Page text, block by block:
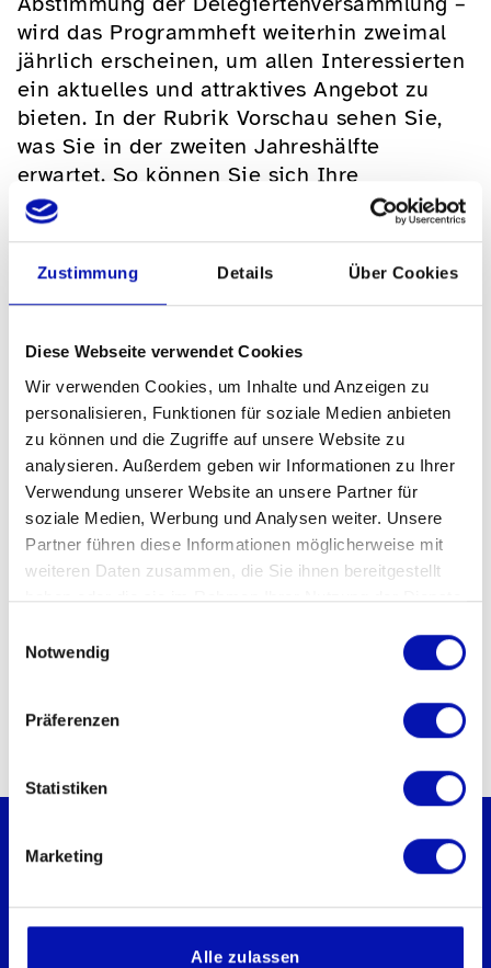
Zustimmung Details Über Cookies
Diese Webseite verwendet Cookies
Wir verwenden Cookies, um Inhalte und Anzeigen zu
personalisieren, Funktionen für soziale Medien anbieten
zu können und die Zugriffe auf unsere Website zu
analysieren. Außerdem geben wir Informationen zu Ihrer
Verwendung unserer Website an unsere Partner für
soziale Medien, Werbung und Analysen weiter. Unsere
Partner führen diese Informationen möglicherweise mit
weiteren Daten zusammen, die Sie ihnen bereitgestellt
haben oder die sie im Rahmen Ihrer Nutzung der Dienste
Notwendig
Präferenzen
Statistiken
Marketing
Alle zulassen
wird das Programmheft weiterhin zweimal
jährlich erscheinen, um allen Interessierten
ein aktuelles und attraktives Angebot zu
bieten. In der Rubrik Vorschau sehen Sie,
was Sie in der zweiten Jahreshälfte
erwartet. So können Sie sich Ihre
Lieblingsaufenthalte vormerken. Wir freuen
uns sehr, diese Ausgabe in einem frischen
und dynamischen Layout zu präsentieren.
Downloads
Kursprogramm 2025, 1. Semester
deutsch (PDF)
Schweizerischer Blinden- und